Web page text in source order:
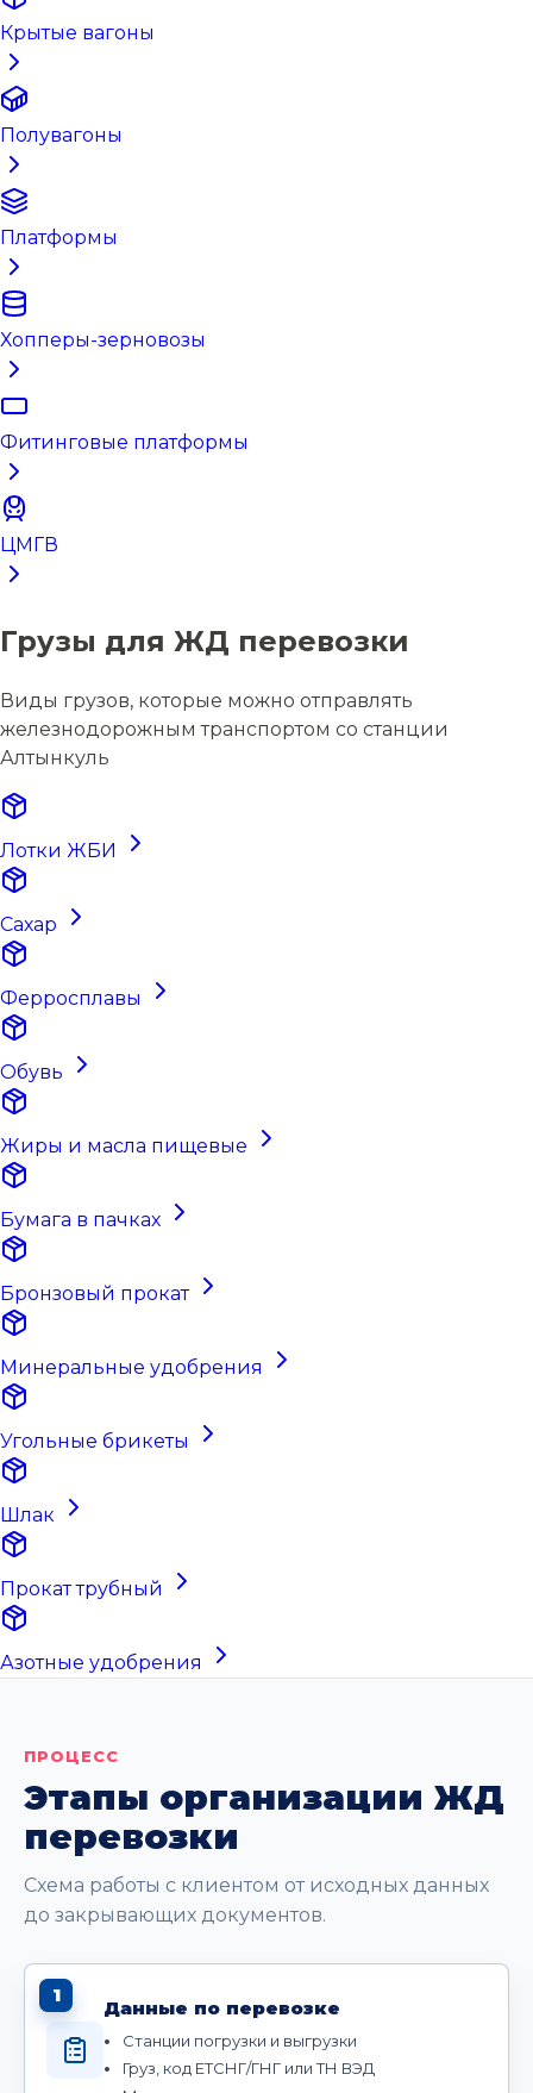
Крытые вагоны
Полувагоны
Платформы
Хопперы-зерновозы
Фитинговые платформы
ЦМГВ
Грузы для ЖД перевозки
Виды грузов, которые можно отправлять
железнодорожным транспортом со станции
Алтынкуль
Лотки ЖБИ
Сахар
Ферросплавы
Обувь
Жиры и масла пищевые
Бумага в пачках
Бронзовый прокат
Минеральные удобрения
Угольные брикеты
Шлак
Прокат трубный
Азотные удобрения
ПРОЦЕСС
Этапы организации ЖД
перевозки
Схема работы с клиентом от исходных данных
до закрывающих документов.
1
Данные по перевозке
Станции погрузки и выгрузки
Груз, код ЕТСНГ/ГНГ или ТН ВЭД